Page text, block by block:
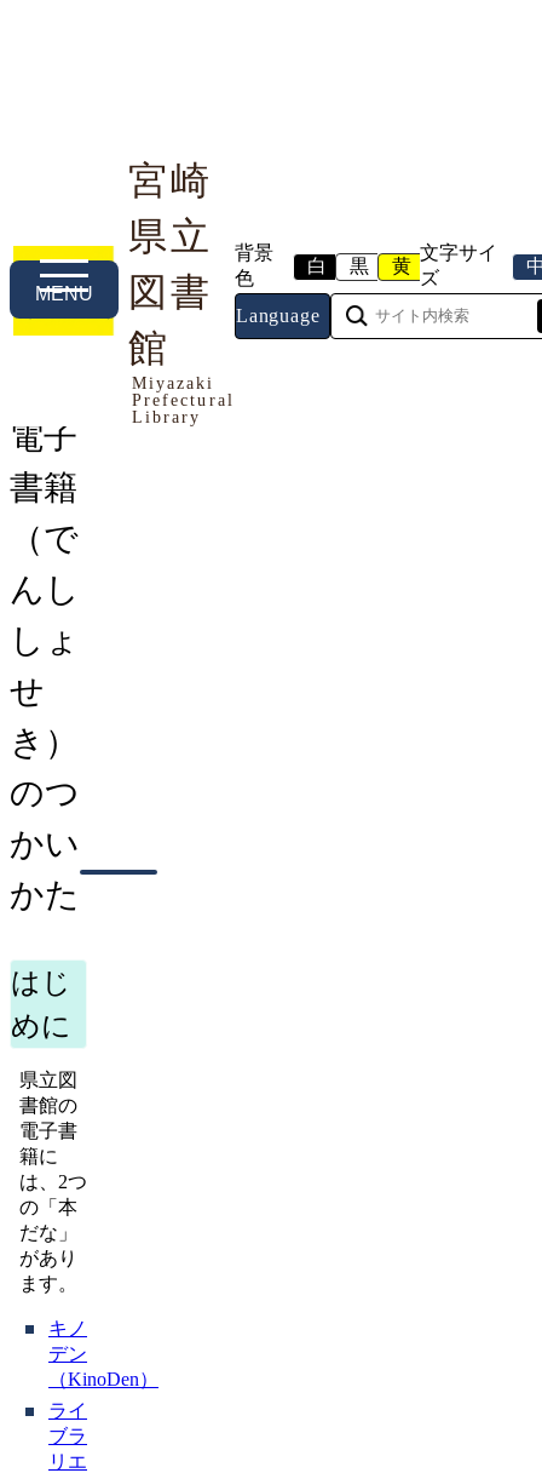
宮崎
県立
図書
館
Miyazaki
Prefectural
Library
背景
色
白 黒 黄
文字サイ
ズ
Language
MENU
利用案内 本や資料を探す 調べる・相談する
トップページ> 電子書籍（でんししょせき）のつ
電子
書籍
（で
んし
しょ
せ
き）
のつ
かい
かた
はじ
めに
県立図
書館の
電子書
籍に
は、2つ
の「本
だな」
があり
ます。
キノ
デン
（KinoDen）
ライ
ブラ
リエ